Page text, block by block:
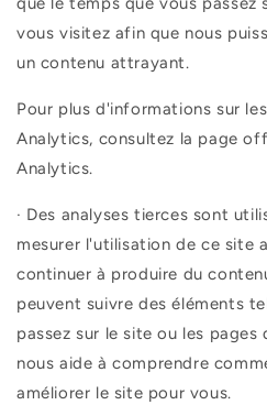
vous visitez afin que nous
un contenu attrayant.
Pour plus d'informations sur
Analytics, consultez la page
Analytics.
· Des analyses tierces sont
mesurer l'utilisation de ce site
continuer à produire du
peuvent suivre des éléments
passez sur le site ou les pages
nous aide à comprendre
améliorer le site pour vous.